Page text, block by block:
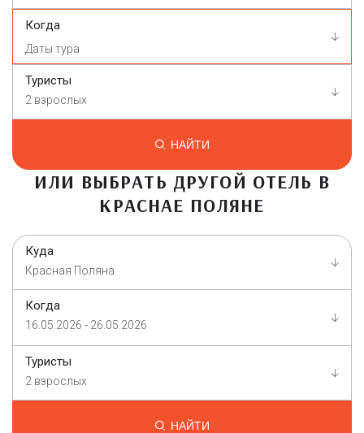
Когда
Туристы
2 взрослых
НАЙТИ
ИЛИ ВЫБРАТЬ ДРУГОЙ ОТЕЛЬ В
КРАСНАЕ ПОЛЯНЕ
Куда
Красная Поляна
Когда
16.05.2026 - 26.05.2026
Туристы
2 взрослых
НАЙТИ